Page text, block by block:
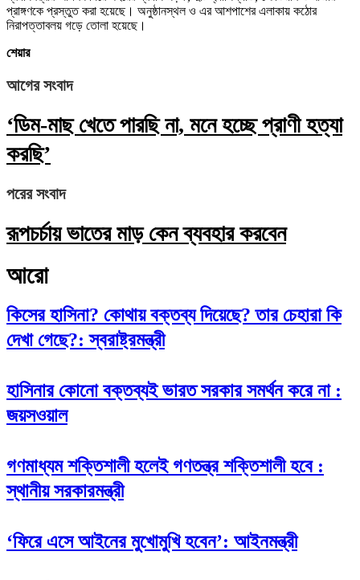
প্রাঙ্গণকে প্রস্তুত করা হয়েছে। অনুষ্ঠানস্থল ও এর আশপাশের এলাকায় কঠোর
নিরাপত্তাবলয় গড়ে তোলা হয়েছে।
শেয়ার
আগের সংবাদ
‘ডিম-মাছ খেতে পারছি না, মনে হচ্ছে প্রাণী হত্যা
করছি’
পরের সংবাদ
রূপচর্চায় ভাতের মাড় কেন ব্যবহার করবেন
আরো
কিসের হাসিনা? কোথায় বক্তব্য দিয়েছে? তার চেহারা কি
দেখা গেছে?: স্বরাষ্ট্রমন্ত্রী
হাসিনার কোনো বক্তব্যই ভারত সরকার সমর্থন করে না :
জয়সওয়াল
গণমাধ্যম শক্তিশালী হলেই গণতন্ত্র শক্তিশালী হবে :
স্থানীয় সরকারমন্ত্রী
‘ফিরে এসে আইনের মুখোমুখি হবেন’: আইনমন্ত্রী